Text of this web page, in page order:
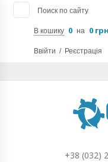
Поиск по сайту
В кошику 0 на 0
Ввійти / Реєстрація
+38 (032)